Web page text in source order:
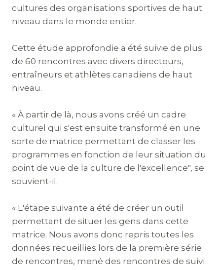
cultures des organisations sportives de haut
niveau dans le monde entier.
Cette étude approfondie a été suivie de plus
de 60 rencontres avec divers directeurs,
entraîneurs et athlètes canadiens de haut
niveau.
« À partir de là, nous avons créé un cadre
culturel qui s'est ensuite transformé en une
sorte de matrice permettant de classer les
programmes en fonction de leur situation du
point de vue de la culture de l'excellence", se
souvient-il.
« L'étape suivante a été de créer un outil
permettant de situer les gens dans cette
matrice. Nous avons donc repris toutes les
données recueillies lors de la première série
de rencontres, mené des rencontres de suivi